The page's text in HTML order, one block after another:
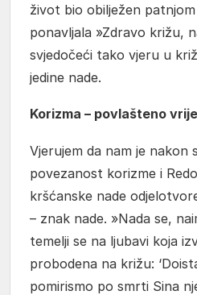
život bio obilježen
ponavljala »Zdravo križu,
svjedočeći tako vjeru u
jedine nade.
Korizma – povlašteno
Vjerujem da nam je nakon
povezanost korizme i
kršćanske nade
– znak nade. »Nada se,
temelji se na ljubavi koja
probodena na križu:
pomirismo po smrti Sina